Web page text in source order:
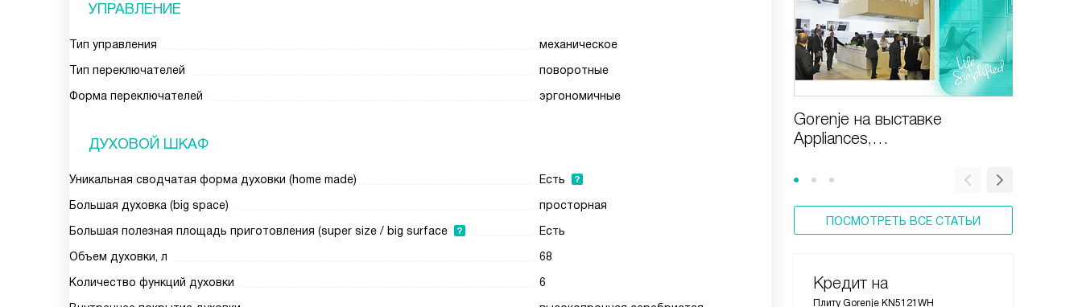
Gorenje на выставке
Appliances,
ПОСМОТРЕТЬ ВСЕ СТАТЬИ
Кредит на
Плиту Gorenje KN5121WH
УПРАВЛЕНИЕ
Тип управления
механическое
Тип переключателей
поворотные
Форма переключателей
эргономичные
ДУХОВОЙ ШКАФ
Уникальная сводчатая форма духовки (home made)
Есть
Большая духовка (big space)
просторная
Большая полезная площадь приготовления (super size / big surface
Есть
Объем духовки, л
68
Количество функций духовки
6